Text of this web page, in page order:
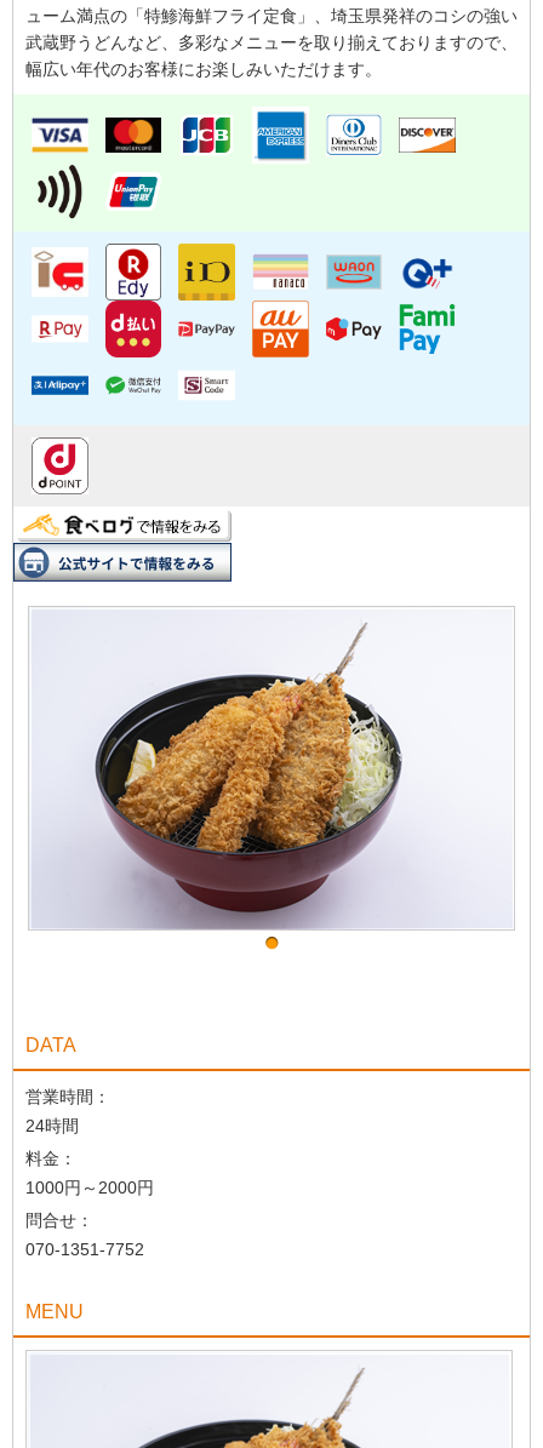
ューム満点の「特鯵海鮮フライ定食」、埼玉県発祥のコシの強い
武蔵野うどんなど、多彩なメニューを取り揃えておりますので、
幅広い年代のお客様にお楽しみいただけます。
DATA
営業時間：
24時間
料金：
1000円～2000円
問合せ：
070-1351-7752
MENU